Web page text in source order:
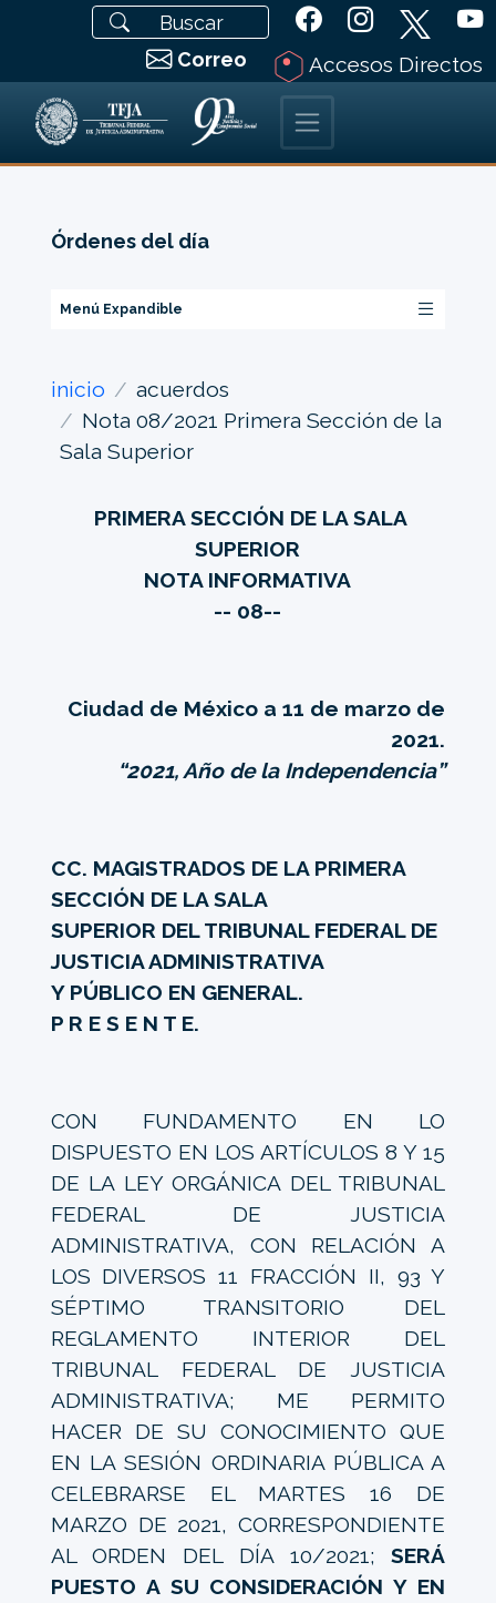
Correo Accesos Directos
Órdenes del día
Menú Expandible
inicio
acuerdos
Nota 08/2021 Primera Sección de la
Sala Superior
PRIMERA SECCIÓN DE LA SALA
SUPERIOR
NOTA INFORMATIVA
-- 08--
Ciudad de México a 11 de marzo de
2021.
“2021, Año de la Independencia”
CC. MAGISTRADOS DE LA PRIMERA
SECCIÓN DE LA SALA
SUPERIOR DEL TRIBUNAL FEDERAL DE
JUSTICIA ADMINISTRATIVA
Y PÚBLICO EN GENERAL.
P R E S E N T E.
CON FUNDAMENTO EN LO
DISPUESTO EN LOS ARTÍCULOS 8 Y 15
DE LA LEY ORGÁNICA DEL TRIBUNAL
FEDERAL DE JUSTICIA
ADMINISTRATIVA, CON RELACIÓN A
LOS DIVERSOS 11 FRACCIÓN II, 93 Y
SÉPTIMO TRANSITORIO DEL
REGLAMENTO INTERIOR DEL
TRIBUNAL FEDERAL DE JUSTICIA
ADMINISTRATIVA; ME PERMITO
HACER DE SU CONOCIMIENTO QUE
EN LA SESIÓN ORDINARIA PÚBLICA A
CELEBRARSE EL MARTES 16 DE
MARZO DE 2021, CORRESPONDIENTE
AL ORDEN DEL DÍA 10/2021;SERÁ
PUESTO A SU CONSIDERACIÓN Y EN